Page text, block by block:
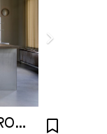
MONOCHROME DINING ROOM BERLIN MITTE